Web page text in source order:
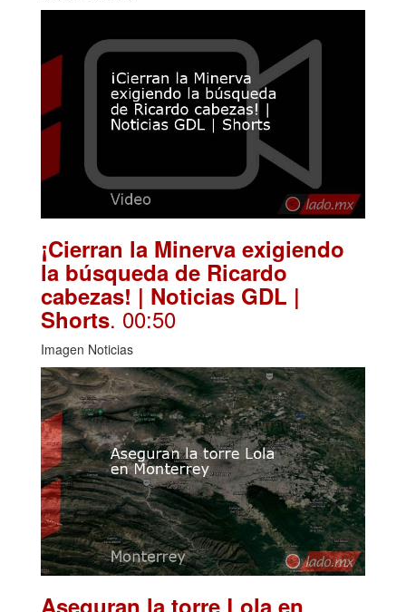
¡Cierran la Minerva exigiendo
la búsqueda de Ricardo
cabezas! | Noticias GDL |
Shorts. 00:50
Imagen Noticias